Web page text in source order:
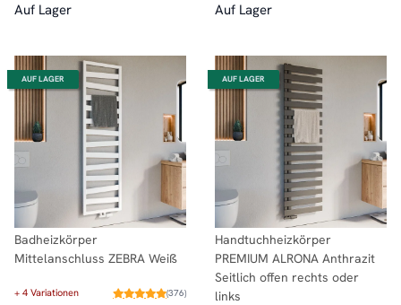
Auf Lager Auf Lager
AUF LAGER
Badheizkörper
Mittelanschluss ZEBRA Weiß
+ 4 Variationen (376)
AUF LAGER
Handtuchheizkörper
PREMIUM ALRONA Anthrazit
Seitlich offen rechts oder
links